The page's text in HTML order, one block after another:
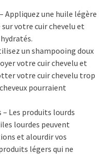
Appliquez une huile légère
votre cuir chevelu et
un shampooing doux
votre cuir chevelu et
votre cuir chevelu trop
pourraient
Les produits lourds
lourdes peuvent
et alourdir vos
légers qui ne